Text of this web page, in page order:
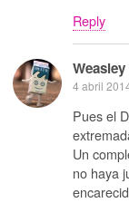
Reply
Weasley
4 abril
Pues el
Un
no haya